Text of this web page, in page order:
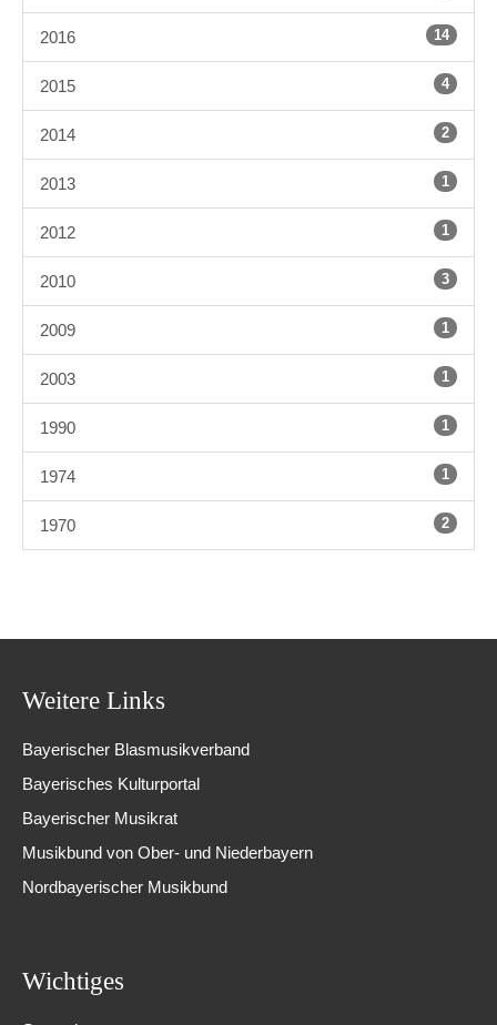
2016 14
2015 4
2014 2
2013 1
2012 1
2010 3
2009 1
2003 1
1990 1
1974 1
1970 2
Weitere Links
Bayerischer Blasmusikverband
Bayerisches Kulturportal
Bayerischer Musikrat
Musikbund von Ober- und Niederbayern
Nordbayerischer Musikbund
Wichtiges